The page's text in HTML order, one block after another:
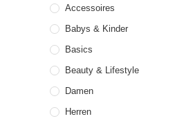
Accessoires
Babys & Kinder
Basics
Beauty & Lifestyle
Damen
Herren